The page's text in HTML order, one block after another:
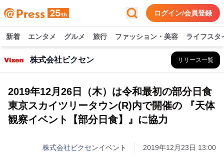
ログイン/会員登録
新着 エンタメ グルメ 旅行 ファッション・美容 ライフスタ
株式会社ビクセン リリース一覧
2019年12月26日（木）は令和最初の部分日食
東京スカイツリータウン(R)内で開催の 『天体
観察イベント【部分日食】』に協力
株式会社ビクセンイベント 2019年12月23日 13:00